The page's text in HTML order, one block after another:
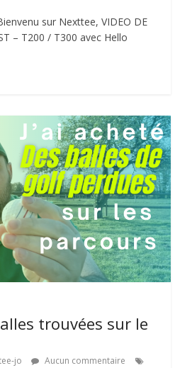
sur Nexttee, VIDEO DE
– T200 / T300 avec Hello
trouvées sur le
jo
Aucun commentaire